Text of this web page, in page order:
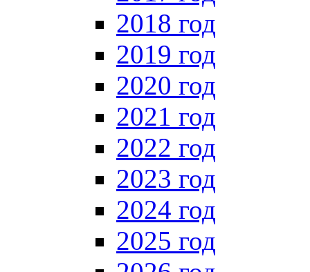
2018 год
2019 год
2020 год
2021 год
2022 год
2023 год
2024 год
2025 год